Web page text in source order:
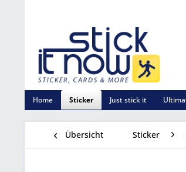
Home Sticker Just stick it
Übersicht Sticker